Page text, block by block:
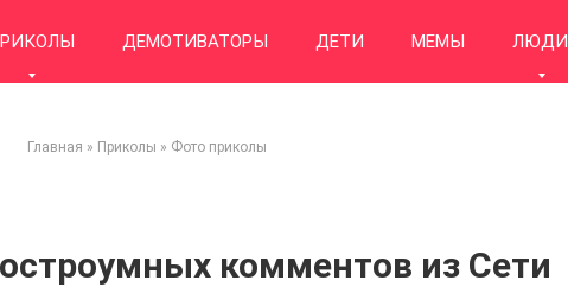
ДЕМОТИВАТОРЫ ДЕТИ МЕМЫ ЛЮДИ
Главная » Приколы » Фото приколы
комментов из Сети